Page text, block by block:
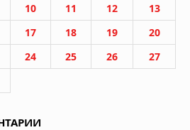
10 11 12
13
17 18 19
20
24 25 26
27